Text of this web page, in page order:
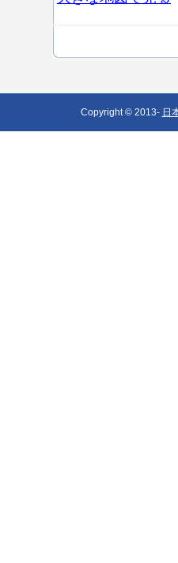
Copyright © 2013- 日